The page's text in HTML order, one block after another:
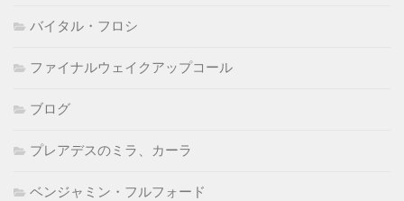
バイタル・フロシ
ファイナルウェイクアップコール
ブログ
プレアデスのミラ、カーラ
ベンジャミン・フルフォード